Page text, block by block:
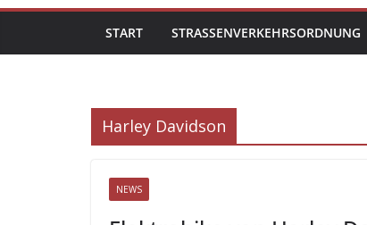
START STRASSENVERKEHRSORDNUNG
Harley Davidson
NEWS